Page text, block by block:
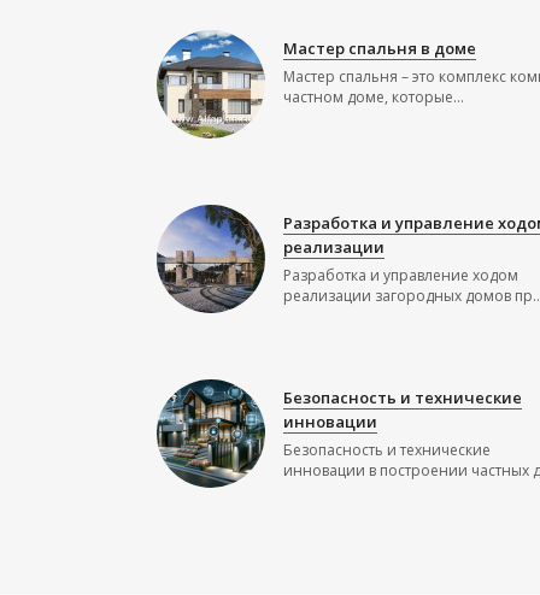
Мастер спальня в доме
Мастер спальня – это комплекс
частном доме, которые...
Разработка и управление
реализации
Разработка и управление ходом
реализации загородных домов
Безопасность и технические
инновации
Безопасность и технические
инновации в построении частных